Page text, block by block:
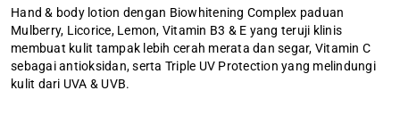
Hand & body lotion dengan Biowhitening Complex paduan
Mulberry, Licorice, Lemon, Vitamin B3 & E yang teruji klinis
membuat kulit tampak lebih cerah merata dan segar, Vitamin C
sebagai antioksidan, serta Triple UV Protection yang melindungi
kulit dari UVA & UVB.